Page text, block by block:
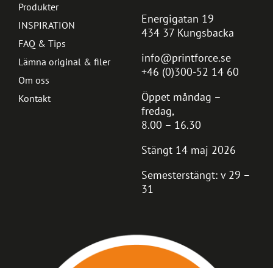
Energigatan 19
434 37 Kungsbacka
info@printforce.se
+46 (0)300-52 14 60
Öppet måndag –
fredag,
8.00 – 16.30
Stängt 14 maj 2026
Semesterstängt: v 29 –
31
Produkter
INSPIRATION
FAQ & Tips
Lämna original & filer
Om oss
Kontakt